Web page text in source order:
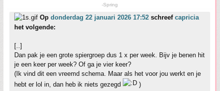
-Spring
Op donderdag 22 januari 2026 17:52 schreef capricia
het volgende:
[..]
Dan pak je een grote spiergroep dus 1 x per week. Bijv je benen hit
je een keer per week? Of ga je vier keer?
(Ik vind dit een vreemd schema. Maar als het voor jou werkt en je
hebt er lol in, dan heb ik niets gezegd
)